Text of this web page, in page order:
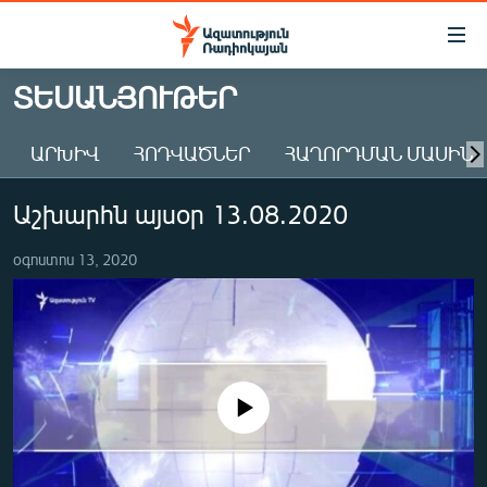
Մատչելիության
Անցնել
հիմնական
Անցնել
հիմնական
մենյուին
ԱԶԱՏՈՒԹՅՈՒՆ TV
ՀԱՅԱՍՏԱՆ
ԸՆՏՐՈՒԹՅՈՒՆՆԵՐ 2026
ԻՐԱՎՈՒՆՔ
ՀԱՍԱՐԱԿՈՒԹՅՈՒՆ
ՏՆՏԵՍՈՒԹՅՈՒՆ
ՂԱՐԱԲԱՂ
ՊԱՏԵՐԱԶՄԻ 6 ՇԱԲԱԹՆԵՐԸ
ՏԱՐԱԾԱՇՐՋԱՆ
ՏԵՍԱՆՅՈՒԹԵՐ
ԱՐԽԻՎ ՀՈԴՎԱԾՆԵՐ ՀԱՂՈՐԴՄԱՆ ՄԱՍԻՆ
Աշխարհն այսօր 13.08.2020
օգոստոս 13, 2020
No media source currently available